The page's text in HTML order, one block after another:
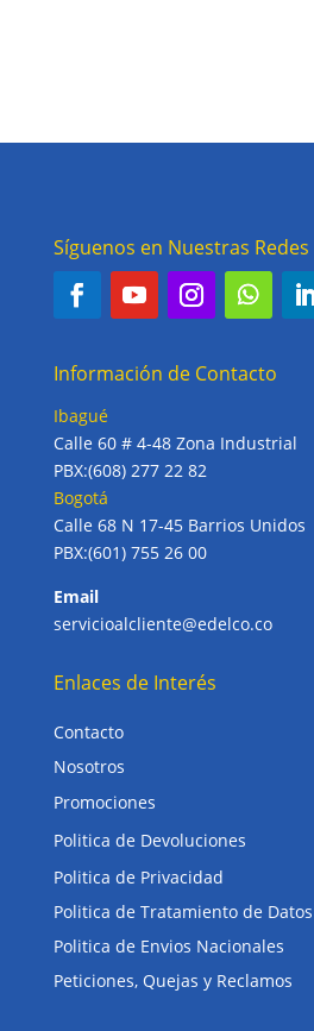
Síguenos en Nuestras Redes
Información de Contacto
Ibagué
Calle 60 # 4-48 Zona Industrial
PBX:(608) 277 22 82
Bogotá
Calle 68 N 17-45 Barrios Unidos
PBX:(601) 755 26 00
Email
servicioalcliente@edelco.co
Enlaces de Interés
Contacto
Nosotros
Promociones
Politica de Devoluciones
Politica de Privacidad
Politica de Tratamiento de Datos
Politica de Envios Nacionales
Peticiones, Quejas y Reclamos